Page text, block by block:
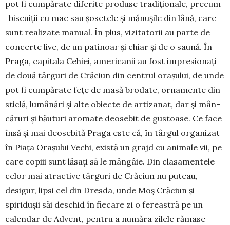
pot fi cum­pă­rate diferite produse tradiționale, precum
bis­cuiții cu mac sau șosetele și mănușile din lână, care
sunt realizate manual. În plus, vizitatorii au parte de
concerte live, de un patinoar și chiar și de o saună. În
Praga, capitala Cehiei, americanii au fost impresionați
de două târguri de Crăciun din centrul orașului, de unde
pot fi cumpărate fețe de masă brodate, ornamente din
sticlă, lu­mânări și alte obiecte de artizanat, dar și mân­
căruri și băuturi aromate deosebit de gustoase. Ce face
însă și mai deosebită Praga este că, în târgul organizat
în Piața Orașului Vechi, există un grajd cu animale vii, pe
care copiii sunt lăsați să le mângâie. Din clasamentele
celor mai atrac­tive târguri de Crăciun nu puteau,
desigur, lipsi cel din Dresda, unde Moș Crăciun și
spiridușii săi deschid în fiecare zi o fereastră pe un
calendar de Advent, pentru a număra zilele rămase